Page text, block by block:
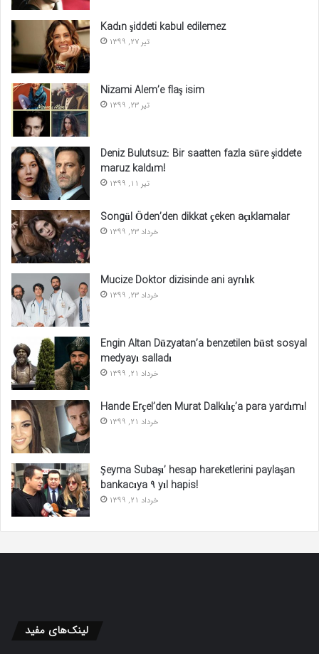
Kadın şiddeti kabul edilemez
تیر 27, 1399
Nizami Alem’e flaş isim
تیر 23, 1399
Deniz Bulutsuz: Bir saatten fazla süre şiddete
maruz kaldım!
تیر 11, 1399
Songül Öden’den dikkat çeken açıklamalar
خرداد 23, 1399
Mucize Doktor dizisinde ani ayrılık
خرداد 23, 1399
Engin Altan Düzyatan’a benzetilen büst sosyal
medyayı salladı
خرداد 21, 1399
Hande Erçel’den Murat Dalkılıç’a para yardımı!
خرداد 21, 1399
Şeyma Subaşı’ hesap hareketlerini paylaşan
bankacıya 9 yıl hapis!
خرداد 21, 1399
لینک‌های مفید